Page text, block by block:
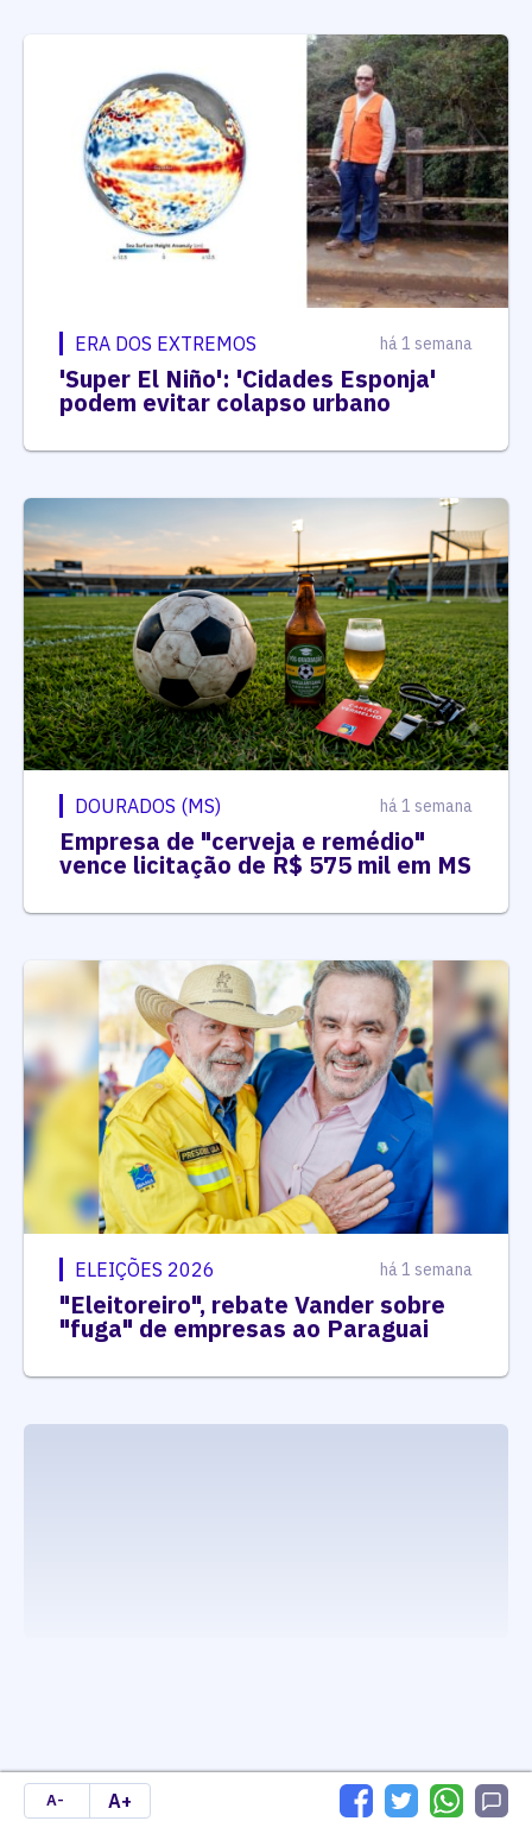
A- A+
ERA DOS EXTREMOS há 1 semana
'Super El Niño': 'Cidades Esponja'
podem evitar colapso urbano
DOURADOS (MS) há 1 semana
Empresa de "cerveja e remédio"
vence licitação de R$ 575 mil em MS
ELEIÇÕES 2026 há 1 semana
"Eleitoreiro", rebate Vander sobre
"fuga" de empresas ao Paraguai